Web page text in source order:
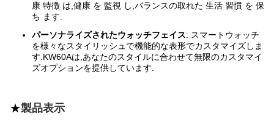
康 特徴 は,健康 を 監視 し,バランスの取れた 生活 習慣 を 保
ち ます.
パーソナライズされたウォッチフェイス: スマートウォッチ
を様々なスタイリッシュで機能的な表形でカスタマイズしま
す.KW60Aは,あなたのスタイルに合わせて無限のカスタマイ
ズオプションを提供しています.
★製品表示